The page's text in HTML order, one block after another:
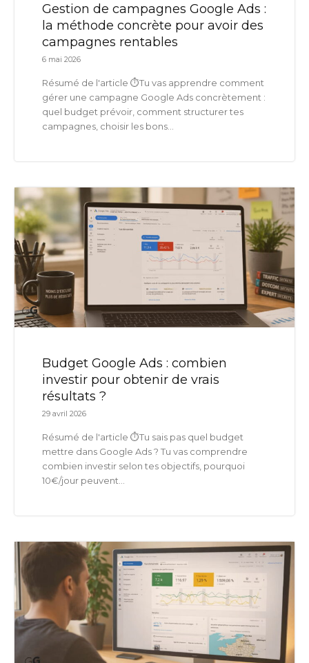
Gestion de campagnes Google Ads :
la méthode concrète pour avoir des
campagnes rentables
6 mai 2026
Résumé de l'article ⏱️Tu vas apprendre comment
gérer une campagne Google Ads concrètement :
quel budget prévoir, comment structurer tes
campagnes, choisir les bons...
Budget Google Ads : combien
investir pour obtenir de vrais
résultats ?
29 avril 2026
Résumé de l'article ⏱️Tu sais pas quel budget
mettre dans Google Ads ? Tu vas comprendre
combien investir selon tes objectifs, pourquoi
10€/jour peuvent...